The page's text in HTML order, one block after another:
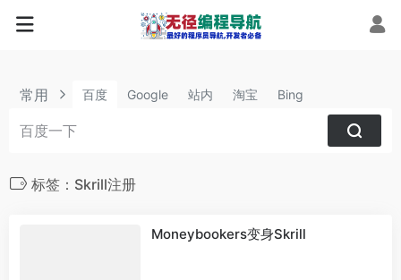
常用 百度 Google 站内 淘宝 Bing
标签：Skrill注册
Moneybookers变身Skrill